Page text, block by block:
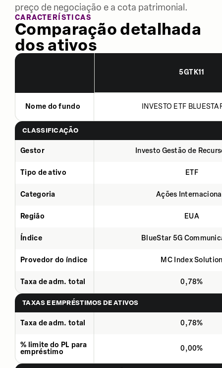
preço de negociação e a cota patrimonial.
CARACTERÍSTICAS
Comparação detalhada
dos ativos
5GTK11
Nome do fundo INVESTO ETF
CLASSIFICAÇÃO
Gestor Investo Gestão de
Tipo de ativo ETF
Categoria Ações
Região EUA
Índice BlueStar 5G
Provedor do índice MC Index
Taxa de adm. total 0,78%
TAXAS E EMPRÉSTIMOS DE ATIVOS
Taxa de adm. total 0,78%
% limite do PL para
empréstimo
0,00%